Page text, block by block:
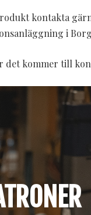
kontakta
i
det kommer till